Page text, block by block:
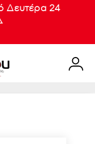
Δευτέρα 24